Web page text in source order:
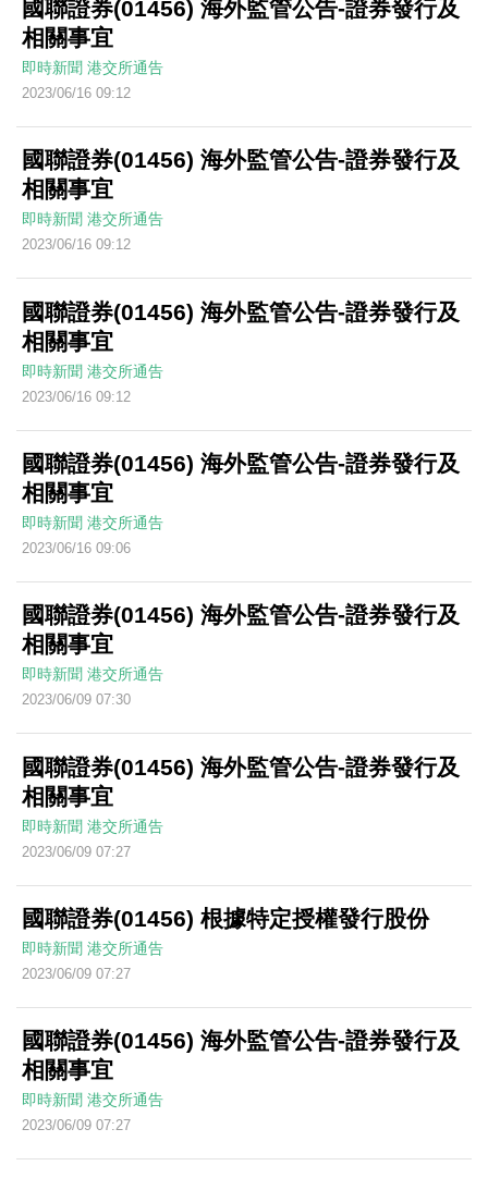
國聯證券(01456) 海外監管公告-證券發行及
相關事宜
即時新聞 港交所通告
2023/06/16 09:12
國聯證券(01456) 海外監管公告-證券發行及
相關事宜
即時新聞 港交所通告
2023/06/16 09:12
國聯證券(01456) 海外監管公告-證券發行及
相關事宜
即時新聞 港交所通告
2023/06/16 09:12
國聯證券(01456) 海外監管公告-證券發行及
相關事宜
即時新聞 港交所通告
2023/06/16 09:06
國聯證券(01456) 海外監管公告-證券發行及
相關事宜
即時新聞 港交所通告
2023/06/09 07:30
國聯證券(01456) 海外監管公告-證券發行及
相關事宜
即時新聞 港交所通告
2023/06/09 07:27
國聯證券(01456) 根據特定授權發行股份
即時新聞 港交所通告
2023/06/09 07:27
國聯證券(01456) 海外監管公告-證券發行及
相關事宜
即時新聞 港交所通告
2023/06/09 07:27